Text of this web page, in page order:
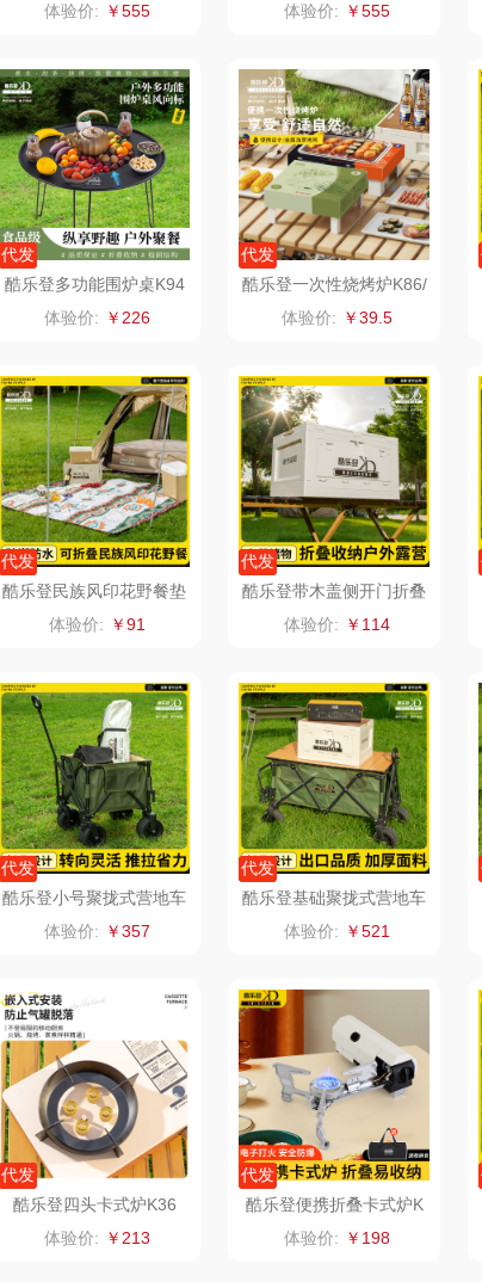
VVC 漫沃星系 TCL
中茶 山萃 可益康
梦洁家纺 BTSM 路悠悠
德菲摩尔 伊莎贝拉 荣事达
雅莉格丝
渝情渝礼 杜邦（餐具类） 洁丽雅
百事食品 奥克斯
可可满分 无印良品（代理 立
富昌 梦洁
百事（饮具类） 丽耳 三胖蛋
创维（手表类） 都乐Dole
几梦 欧丽薇兰 易路达
西屋（风扇类） 汤姆逊 皮尔卡丹（皮具
类）
傲
艾美特（代理商） 狮峰 温仑
博牌 keep kaco
伊莱克斯 绿鼻子 乐扣乐扣（箱包杯
壶）
珍视明 康恩贝 WENGER/威戈
悠米UURMI 富安娜（包销款） 冈州故事
体验价: ￥555 体验价: ￥555
代发
酷乐登多功能围炉桌K94
体验价: ￥226
代发
酷乐登一次性烧烤炉K86/
体验价: ￥39.5
代发
酷乐登民族风印花野餐垫
体验价: ￥91
代发
酷乐登带木盖侧开门折叠
体验价: ￥114
代发
酷乐登小号聚拢式营地车
体验价: ￥357
代发
酷乐登基础聚拢式营地车
体验价: ￥521
代发
酷乐登四头卡式炉K36
体验价: ￥213
代发
酷乐登便携折叠卡式炉K
体验价: ￥198